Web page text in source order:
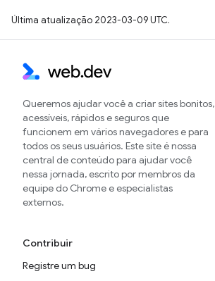
Última atualização 2023-03-09 UTC.
Queremos ajudar você a criar sites bonitos,
acessíveis, rápidos e seguros que
funcionem em vários navegadores e para
todos os seus usuários. Este site é nossa
central de conteúdo para ajudar você
nessa jornada, escrito por membros da
equipe do Chrome e especialistas
externos.
Contribuir
Registre um bug